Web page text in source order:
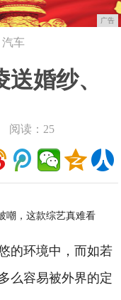
广告
汽车
婚纱、
综艺真
阅读：25
的环境中，而如若
么容易被外界的定